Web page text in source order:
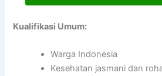
Kualifikasi Umum:
Warga Indonesia
Kesehatan jasmani dan